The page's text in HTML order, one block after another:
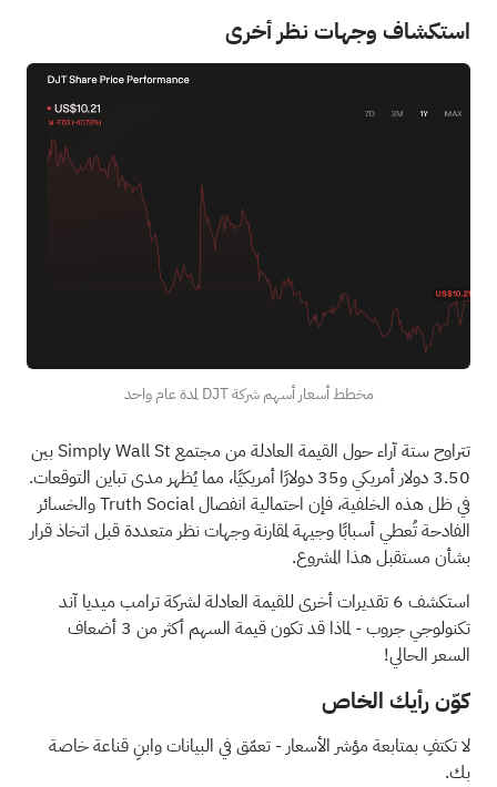
استكشاف وجهات نظر أخرى
مخطط أسعار أسهم شركة DJT لمدة عام واحد
تتراوح ستة آراء حول القيمة العادلة من مجتمع Simply Wall St بين
3.50 دولار أمريكي و35 دولارًا أمريكيًا، مما يُظهر مدى تباين التوقعات.
في ظل هذه الخلفية، فإن احتمالية انفصال Truth Social والخسائر
الفادحة تُعطي أسبابًا وجيهة لمقارنة وجهات نظر متعددة قبل اتخاذ قرار
بشأن مستقبل هذا المشروع.
استكشف 6 تقديرات أخرى للقيمة العادلة لشركة ترامب ميديا آند
تكنولوجي جروب
- لماذا قد تكون قيمة السهم أكثر من 3 أضعاف
السعر الحالي!
كوّن رأيك الخاص
لا تكتفِ بمتابعة مؤشر الأسعار - تعمّق في البيانات وابنِ قناعة خاصة
بك.